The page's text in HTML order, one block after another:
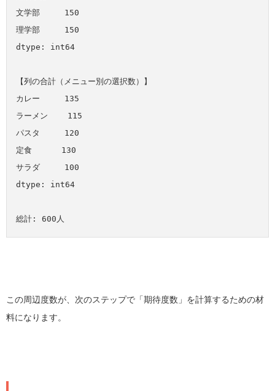
文学部     150
理学部     150
dtype: int64
【列の合計（メニュー別の選択数）】
カレー     135
ラーメン    115
パスタ     120
定食      130
サラダ     100
dtype: int64
この周辺度数が、次のステップで「期待度数」を計算するための材
料になります。